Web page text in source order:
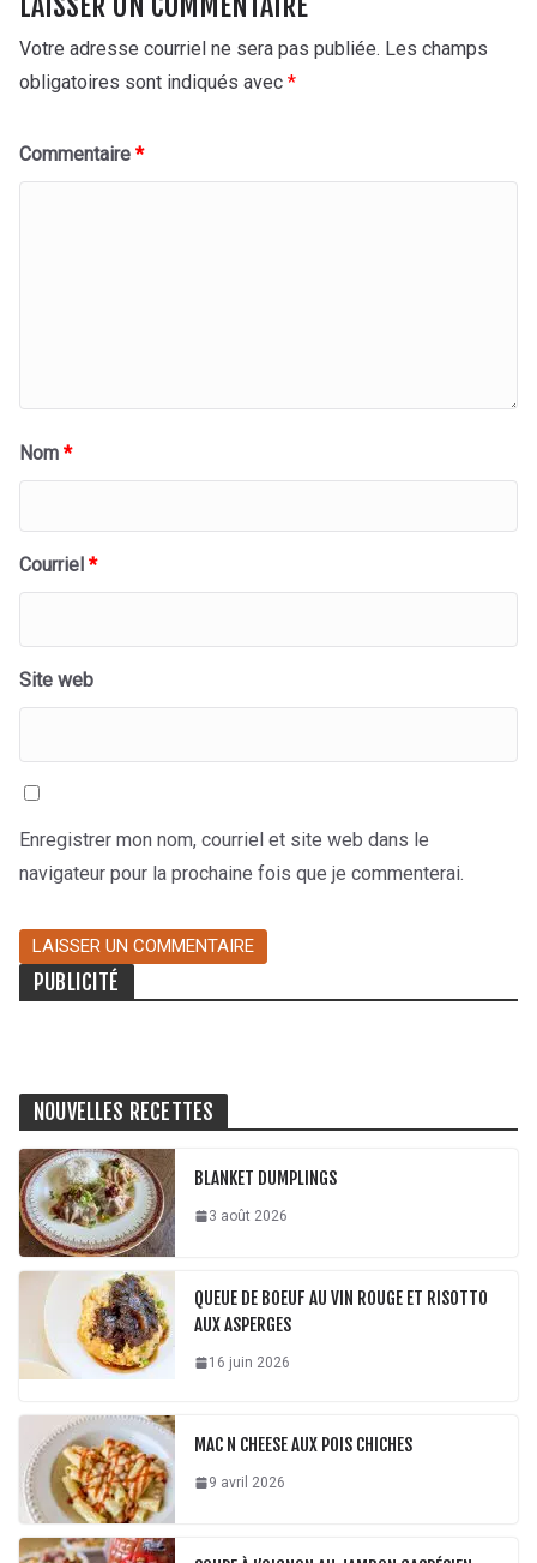
Votre adresse courriel ne sera pas publiée. Les champs
obligatoires sont indiqués avec *
Commentaire *
Nom *
Courriel *
Site web
Enregistrer mon nom, courriel et site web dans le
navigateur pour la prochaine fois que je commenterai.
PUBLICITÉ
NOUVELLES RECETTES
BLANKET DUMPLINGS
3 août 2026
QUEUE DE BOEUF AU VIN ROUGE ET RISOTTO
AUX ASPERGES
16 juin 2026
MAC N CHEESE AUX POIS CHICHES
9 avril 2026